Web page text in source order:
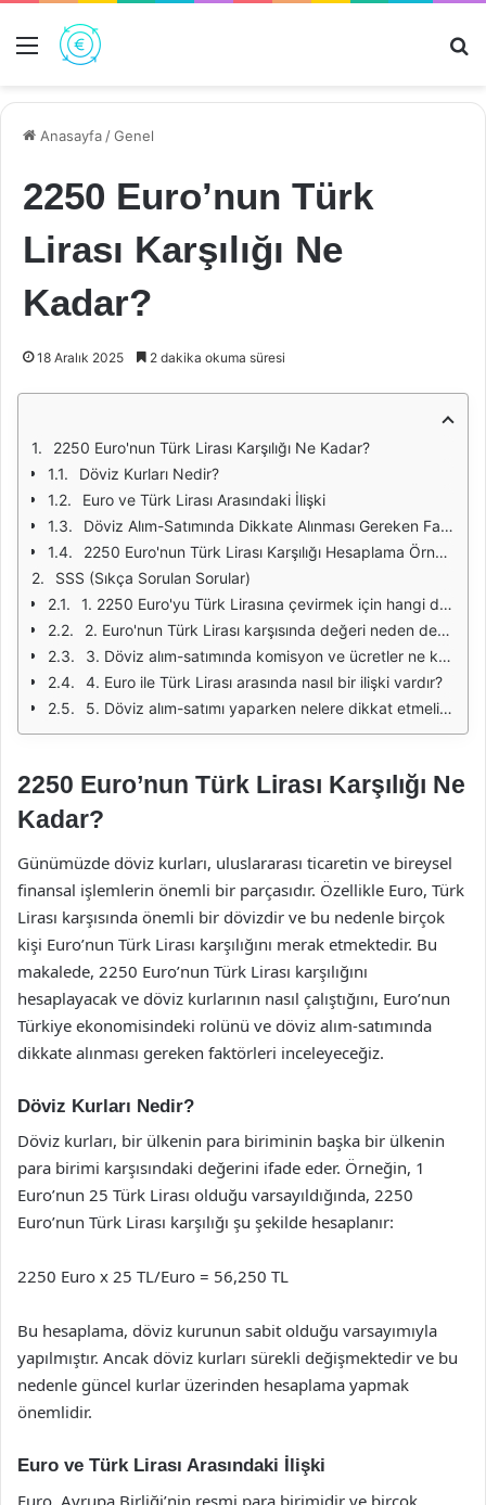
Menü
Anasayfa /Genel
2250 Euro’nun Türk
Lirası Karşılığı Ne
Kadar?
18 Aralık 2025 2 dakika okuma süresi
2250 Euro'nun Türk Lirası Karşılığı Ne Kadar?
Döviz Kurları Nedir?
Euro ve Türk Lirası Arasındaki İlişki
Döviz Alım-Satımında Dikkate Alınması Gereken Faktörler
2250 Euro'nun Türk Lirası Karşılığı Hesaplama Örneği
SSS (Sıkça Sorulan Sorular)
1. 2250 Euro'yu Türk Lirasına çevirmek için hangi döviz kuru kullanmalıyım?
2. Euro'nun Türk Lirası karşısında değeri neden değişiyor?
3. Döviz alım-satımında komisyon ve ücretler ne kadar olabilir?
4. Euro ile Türk Lirası arasında nasıl bir ilişki vardır?
5. Döviz alım-satımı yaparken nelere dikkat etmeliyim?
2250 Euro’nun Türk Lirası Karşılığı Ne
Kadar?
Günümüzde döviz kurları, uluslararası ticaretin ve bireysel
finansal işlemlerin önemli bir parçasıdır. Özellikle Euro, Türk
Lirası karşısında önemli bir dövizdir ve bu nedenle birçok
kişi Euro’nun Türk Lirası karşılığını merak etmektedir. Bu
makalede, 2250 Euro’nun Türk Lirası karşılığını
hesaplayacak ve döviz kurlarının nasıl çalıştığını, Euro’nun
Türkiye ekonomisindeki rolünü ve döviz alım-satımında
dikkate alınması gereken faktörleri inceleyeceğiz.
Döviz Kurları Nedir?
Döviz kurları, bir ülkenin para biriminin başka bir ülkenin
para birimi karşısındaki değerini ifade eder. Örneğin, 1
Euro’nun 25 Türk Lirası olduğu varsayıldığında, 2250
Euro’nun Türk Lirası karşılığı şu şekilde hesaplanır:
2250 Euro x 25 TL/Euro = 56,250 TL
Bu hesaplama, döviz kurunun sabit olduğu varsayımıyla
yapılmıştır. Ancak döviz kurları sürekli değişmektedir ve bu
nedenle güncel kurlar üzerinden hesaplama yapmak
önemlidir.
Euro ve Türk Lirası Arasındaki İlişki
Euro, Avrupa Birliği’nin resmi para birimidir ve birçok